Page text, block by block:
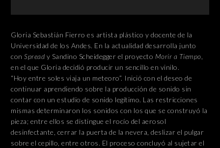
Gloria Sebastián Fierro es artista plástico y docente de la
Universidad de los Andes. En la actualidad desarrolla junto
conSpread y Sandino Scheidegger el proyecto Morir a Tiempo
en el que Gloria decidió producir un sencillo en vinilo.
“Hoy entre soles viaja un meteoro”. Inició con el deseo de
continuar aprendiendo sobre la producción de sonido sin
contar con un estudio de sonido legítimo. Las restricciones
mismas determinaron los sonidos con los que se construyó la
pieza; entre ellos se distingue el rocío del aerosol
desinfectante, cerrar la puerta de la nevera, deslizar el pulgar
sobre el cepillo, entre otros. El proceso concluyó al sujetar el